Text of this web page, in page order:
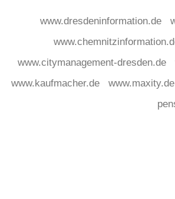
www.dresdeninformation.de
www.citymanagement-dresden.de
www.kaufmacher.de
www.maxity.de